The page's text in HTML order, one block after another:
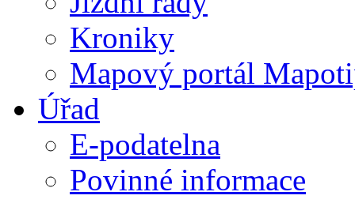
Kroniky
Mapový portál
Úřad
E-podatelna
Povinné informace